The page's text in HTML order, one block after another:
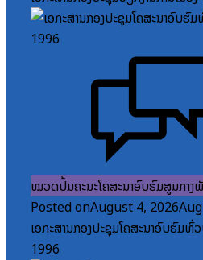
ໝວດປື້ມຄະນະໂຄສະນາອົບຮົມສູນກາງ
Posted onAugust 4, 2026
ເອກະສານກອງປະຊຸມໂຄສະນາອົບຮົມ
1996